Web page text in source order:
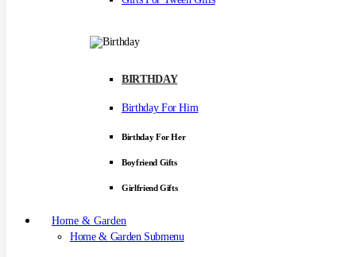
BIRTHDAY
Birthday For Him
Birthday For Her
Boyfriend Gifts
Girlfriend Gifts
Home & Garden
Home & Garden Submenu